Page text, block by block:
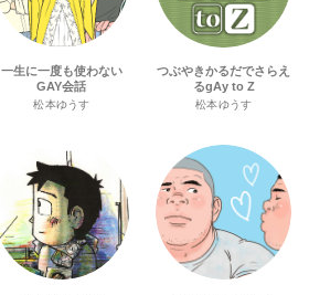
一生に一度も使わない
GAY会話
松本ゆうす
つぶやきかるだでさらえ
るgAy to Z
松本ゆうす